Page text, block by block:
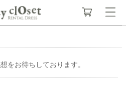
をお待ちしております。